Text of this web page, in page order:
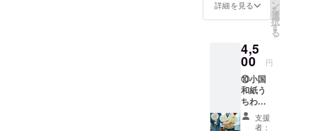
物屋の
手ぬぐ
い。
よって
手作業
れてい
る小国
和紙の
商品で
す。
詳細を見る ン
を
選
択
す
る
4,5
00 円
⑩小国
和紙う
ちわ作
り体験
（1名支援
者：